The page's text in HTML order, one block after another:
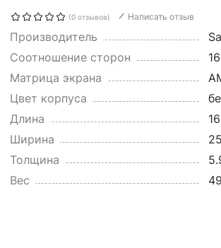
(0 отзывов) Написать отзыв
Производитель
Соотношение сторон
Матрица экрана
Цвет корпуса
Длина
Ширина
Толщина
Вес